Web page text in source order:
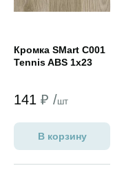
Кромка SMart C001
Tennis ABS 1x23
141 ₽ /шт
В корзину